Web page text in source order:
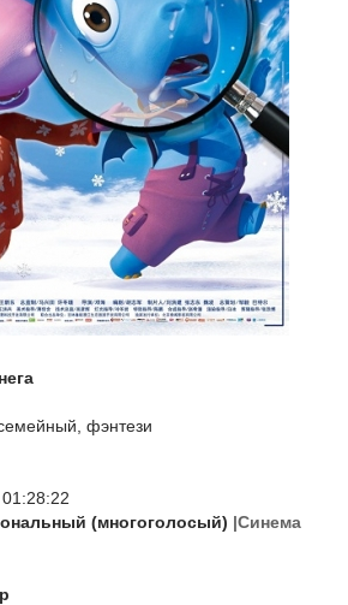
фэнтези
(многоголосый) |Синема